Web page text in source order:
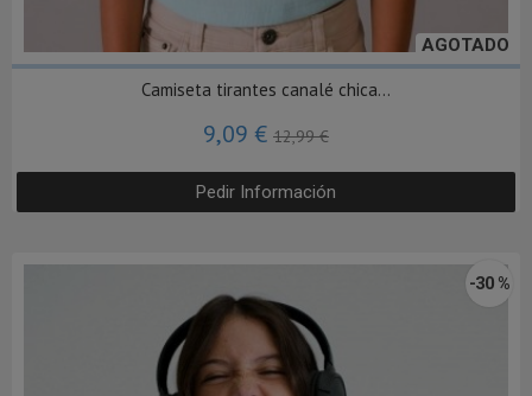
AGOTADO
Camiseta tirantes canalé chica...
9,09 € 12,99 €
Pedir Información
-30 %